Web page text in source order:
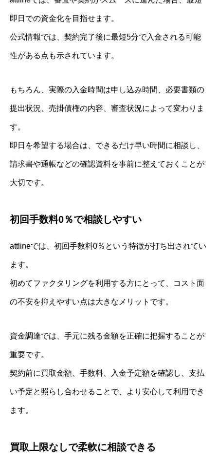
即日での資金化を目指せます。
公式情報では、契約完了後に最短5分で入金される可能
性がある点も示されています。
もちろん、実際の入金時間は申し込み時間、必要書類の
提出状況、売掛債権の内容、審査状況によって変わりま
す。
即日を希望する場合は、できるだけ早い時間に相談し、
請求書や通帳などの確認資料を事前に整えておくことが
大切です。
初回手数料0％で相談しやすい
attlineでは、初回手数料0％という特徴が打ち出されてい
ます。
初めてファクタリングを利用する方にとって、コスト面
の不安を抑えやすい点は大きなメリットです。
資金調達では、手元に残る金額を正確に把握することが
重要です。
契約前に買取金額、手数料、入金予定額を確認し、支払
い予定と照らし合わせることで、より安心して利用でき
ます。
買取上限なしで柔軟に相談できる